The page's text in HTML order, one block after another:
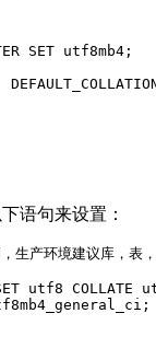
SET utf8mb4;
语句来设置：
生产环境建议库，表
utf8 COLLATE